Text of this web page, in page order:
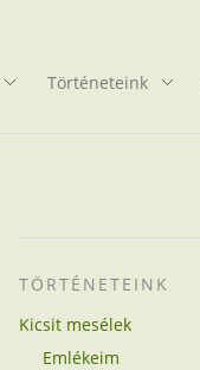
Történeteink
TÖRTÉNETEINK
Kicsit mesélek
Emlékeim